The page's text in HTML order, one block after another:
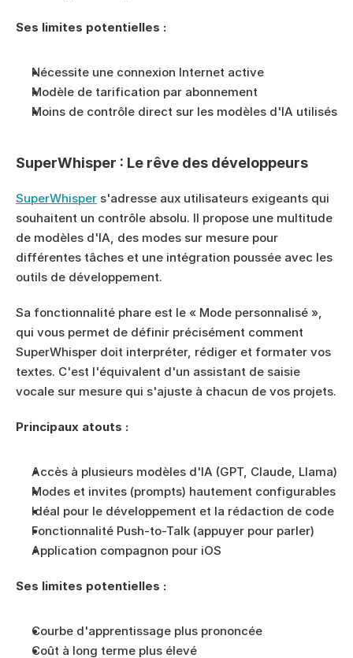
Ses limites potentielles :
Nécessite une connexion Internet active
Modèle de tarification par abonnement
Moins de contrôle direct sur les modèles d'IA utilisés
SuperWhisper : Le rêve des développeurs
SuperWhisper s'adresse aux utilisateurs exigeants qui
souhaitent un contrôle absolu. Il propose une multitude
de modèles d'IA, des modes sur mesure pour
différentes tâches et une intégration poussée avec les
outils de développement.
Sa fonctionnalité phare est le « Mode personnalisé »,
qui vous permet de définir précisément comment
SuperWhisper doit interpréter, rédiger et formater vos
textes. C'est l'équivalent d'un assistant de saisie
vocale sur mesure qui s'ajuste à chacun de vos projets.
Principaux atouts :
Accès à plusieurs modèles d'IA (GPT, Claude, Llama)
Modes et invites (prompts) hautement configurables
Idéal pour le développement et la rédaction de code
Fonctionnalité Push-to-Talk (appuyer pour parler)
Application compagnon pour iOS
Ses limites potentielles :
Courbe d'apprentissage plus prononcée
Coût à long terme plus élevé